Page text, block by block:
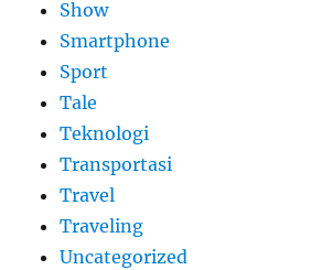
Show
Smartphone
Sport
Tale
Teknologi
Transportasi
Travel
Traveling
Uncategorized